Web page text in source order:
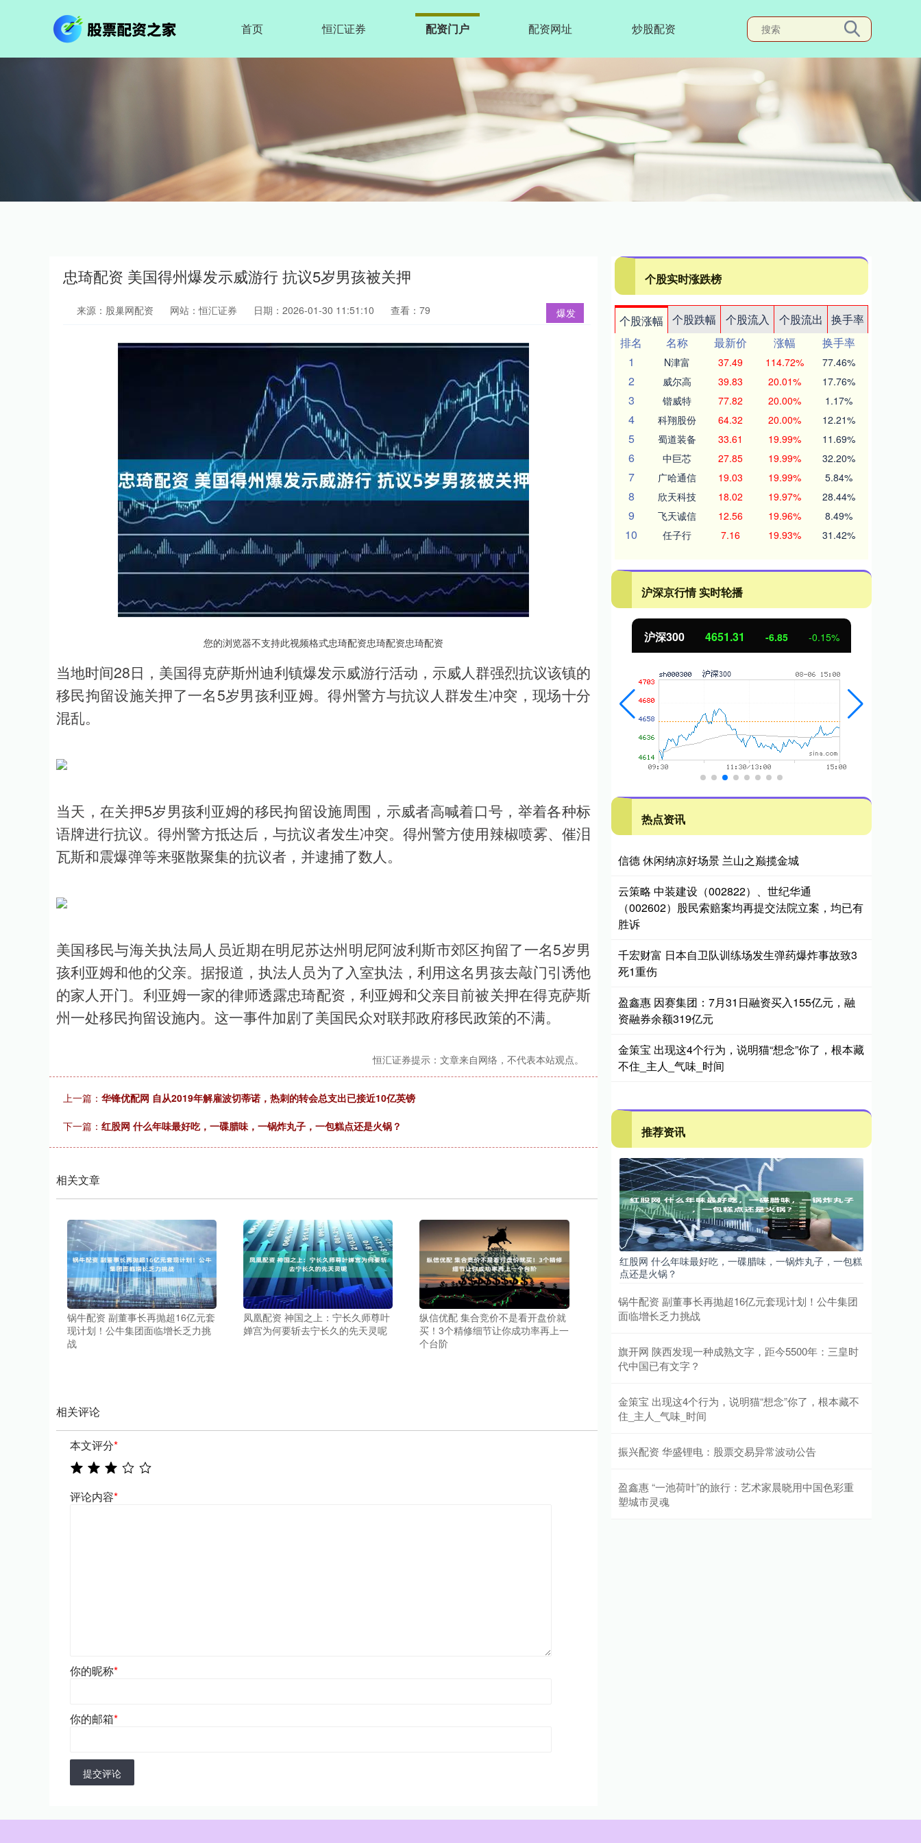
首页 恒汇证券 配资门户 配资网址 炒股配资
忠琦配资 美国得州爆发示威游行 抗议5岁男孩被关押
爆发
来源：股巢网配资 网站：恒汇证券 日期：2026-01-30 11:51:10 查看：79
您的浏览器不支持此视频格式忠琦配资忠琦配资忠琦配资
当地时间28日，美国得克萨斯州迪利镇爆发示威游行活动，示威人群强烈抗议该镇的
移民拘留设施关押了一名5岁男孩利亚姆。得州警方与抗议人群发生冲突，现场十分
混乱。
当天，在关押5岁男孩利亚姆的移民拘留设施周围，示威者高喊着口号，举着各种标
语牌进行抗议。得州警方抵达后，与抗议者发生冲突。得州警方使用辣椒喷雾、催泪
瓦斯和震爆弹等来驱散聚集的抗议者，并逮捕了数人。
美国移民与海关执法局人员近期在明尼苏达州明尼阿波利斯市郊区拘留了一名5岁男
孩利亚姆和他的父亲。据报道，执法人员为了入室执法，利用这名男孩去敲门引诱他
的家人开门。利亚姆一家的律师透露忠琦配资，利亚姆和父亲目前被关押在得克萨斯
州一处移民拘留设施内。这一事件加剧了美国民众对联邦政府移民政策的不满。
恒汇证券提示：文章来自网络，不代表本站观点。
上一篇： 华锋优配网 自从2019年解雇波切蒂诺，热刺的转会总支出已接近10亿英镑
下一篇： 红股网 什么年味最好吃，一碟腊味，一锅炸丸子，一包糕点还是火锅？
相关文章
锅牛配资 副董事长再抛超16亿元套
现计划！公牛集团面临增长乏力挑
战
凤凰配资 神国之上：宁长久师尊叶
婵宫为何要斩去宁长久的先天灵呢
纵信优配 集合竞价不是看开盘价就
买！3个精修细节让你成功率再上一
个台阶
相关评论
本文评分*
评论内容*
你的昵称*
你的邮箱*
提交评论
个股实时涨跌榜
个股涨幅 个股跌幅 个股流入 个股流出
换手率
排名
名称 最新价 涨幅
换手率
1
N津富 37.49 114.72% 77.46%
2 威尔高 39.83 20.01% 17.76%
3 锴威特 77.82 20.00% 1.17%
4 科翔股份 64.32 20.00% 12.21%
5 蜀道装备 33.61 19.99% 11.69%
6 中巨芯 27.85 19.99% 32.20%
7 广哈通信 19.03 19.99% 5.84%
8 欣天科技 18.02 19.97% 28.44%
9 飞天诚信 12.56 19.96% 8.49%
10 任子行 7.16 19.93% 31.42%
沪深京行情 实时轮播
3900.35 21.92 0.57% 深证成指 14110.12 沪深300 4651.31 -6.85 -0.15%
热点资讯
信德 休闲纳凉好场景 兰山之巅揽金城
云策略 中装建设（002822）、世纪华通
（002602）股民索赔案均再提交法院立案，均已有
胜诉
千宏财富 日本自卫队训练场发生弹药爆炸事故致3
死1重伤
盈鑫惠 因赛集团：7月31日融资买入155亿元，融
资融券余额319亿元
金策宝 出现这4个行为，说明猫“想念”你了，根本藏
不住_主人_气味_时间
推荐资讯
红股网 什么年味最好吃，一碟腊味，一锅炸丸子，一包糕
点还是火锅？
锅牛配资 副董事长再抛超16亿元套现计划！公牛集团
面临增长乏力挑战
旗开网 陕西发现一种成熟文字，距今5500年：三皇时
代中国已有文字？
金策宝 出现这4个行为，说明猫“想念”你了，根本藏不
住_主人_气味_时间
振兴配资 华盛锂电：股票交易异常波动公告
盈鑫惠 “一池荷叶”的旅行：艺术家晨晓用中国色彩重
塑城市灵魂